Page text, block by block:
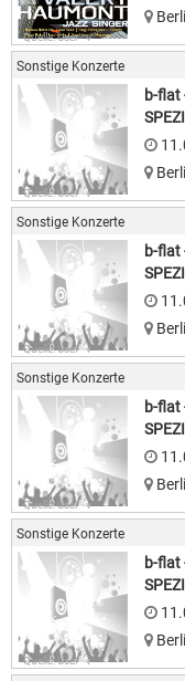
Quelle: User · v
Sonstige Konzerte
Quelle: User · v
b-flat
Sonstige Konzerte
Quelle: User · v
b-flat
Sonstige Konzerte
Quelle: User · v
b-flat
Sonstige Konzerte
Quelle: User · v
b-flat